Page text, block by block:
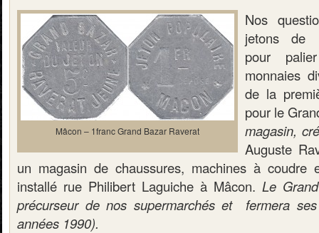
Mâcon – 1franc Grand Bazar Raverat
Nos
jetons de
pour
monnaies
de la
pour le
magasin,
Auguste
un magasin de chaussures, machines à coudre
installé rue Philibert Laguiche à Mâcon. Le
précurseur de nos supermarchés et fermera
années 1990).